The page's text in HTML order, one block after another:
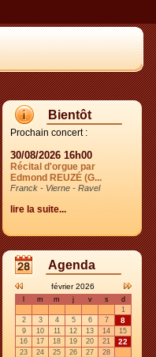
Bientôt
Prochain concert :
30/08/2026 16h00
Récital d'orgue par
Edmond REUZÉ (G...
Franck - Vierne - Ravel
lire la suite...
Agenda
février 2026
m m j v s
d
1
2
3 4 5 6 7 8
9 10 11 12 13 14
15
16
17 18 19 20 21 22
23 24 25 26 27 28